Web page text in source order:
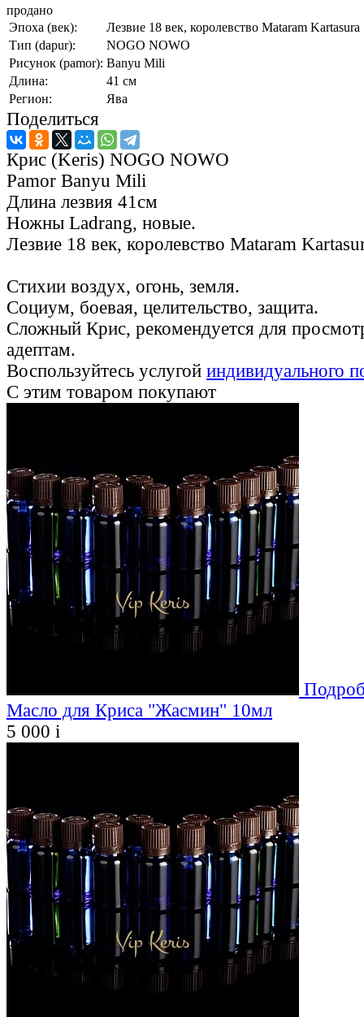
продано
Эпоха (век):
Лезвие 18 век, королевство Mataram Kartasura
Тип (dapur):
NOGO NOWO
Рисунок (pamor): Banyu Mili
Длина:
41 см
Регион:
Ява
Поделиться
Крис (Keris) NOGO NOWO
Pamor Banyu Mili
Длина лезвия 41см
Ножны Ladrang, новые.
Лезвие 18 век, королевство Mataram
Стихии воздух, огонь, земля.
Социум, боевая, целительство, защита.
Сложный Крис, рекомендуется для
адептам.
Воспользуйтесь услугой индивидуального
С этим товаром покупают
Масло для Криса "Жасмин" 10мл
5 000 i